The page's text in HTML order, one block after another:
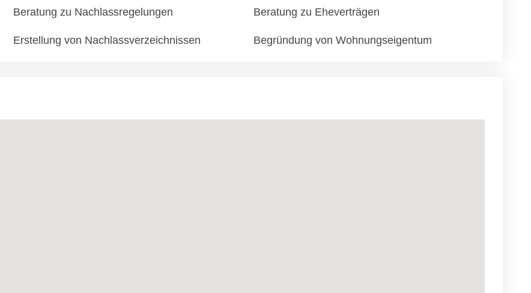
Beratung zu Nachlassregelungen Beratung zu Eheverträgen
Erstellung von Nachlassverzeichnissen Begründung von Wohnungseigentum